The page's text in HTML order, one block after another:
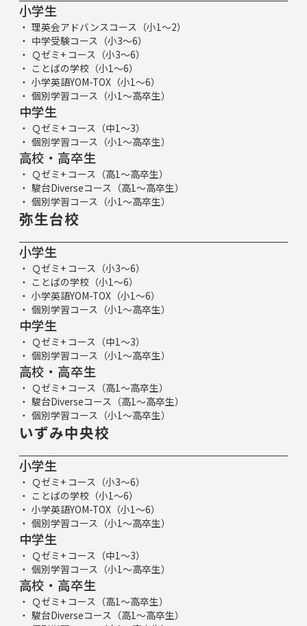
小学生
理英会アドバンスコース（小1～2）
中学受験コース（小3～6）
Ｑゼミ+ コース（小3～6）
ことばの学校（小1～6）
小学英語YOM-TOX（小1～6）
個別学習コース（小1～高卒生）
中学生
Ｑゼミ+ コース（中1～3）
個別学習コース（小1～高卒生）
高校・高卒生
Ｑゼミ+ コース（高1～高卒生）
駿台Diverseコース（高1～高卒生）
個別学習コース（小1～高卒生）
弥生台校
小学生
Ｑゼミ+ コース（小3～6）
ことばの学校（小1～6）
小学英語YOM-TOX（小1～6）
個別学習コース（小1～高卒生）
中学生
Ｑゼミ+ コース（中1～3）
個別学習コース（小1～高卒生）
高校・高卒生
Ｑゼミ+ コース（高1～高卒生）
駿台Diverseコース（高1～高卒生）
個別学習コース（小1～高卒生）
いずみ中央校
小学生
Ｑゼミ+ コース（小3～6）
ことばの学校（小1～6）
小学英語YOM-TOX（小1～6）
個別学習コース（小1～高卒生）
中学生
Ｑゼミ+ コース（中1～3）
個別学習コース（小1～高卒生）
高校・高卒生
Ｑゼミ+ コース（高1～高卒生）
駿台Diverseコース（高1～高卒生）